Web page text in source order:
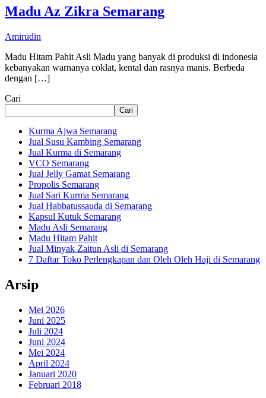
Madu Az Zikra Semarang
Amirudin
Madu Hitam Pahit Asli Madu yang banyak di produksi di indonesia
kebanyakan warnanya coklat, kental dan rasnya manis. Berbeda
dengan […]
Cari
Cari
Kurma Ajwa Semarang
Jual Susu Kambing Semarang
Jual Kurma di Semarang
VCO Semarang
Jual Jelly Gamat Semarang
Propolis Semarang
Jual Sari Kurma Semarang
Jual Habbatussauda di Semarang
Kapsul Kutuk Semarang
Madu Asli Semarang
Madu Hitam Pahit
Jual Minyak Zaitun Asli di Semarang
7 Daftar Toko Perlengkapan dan Oleh Oleh Haji di Semarang
Arsip
Mei 2026
Juni 2025
Juli 2024
Juni 2024
Mei 2024
April 2024
Januari 2020
Februari 2018